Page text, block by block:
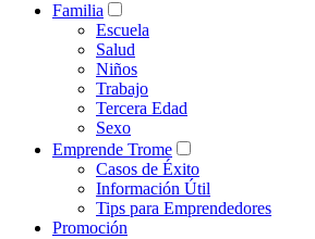
Familia
Escuela
Salud
Niños
Trabajo
Tercera Edad
Sexo
Emprende Trome
Casos de Éxito
Información Útil
Tips para Emprendedores
Promoción